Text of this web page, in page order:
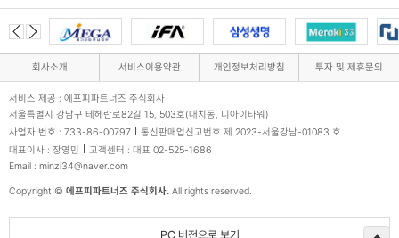
회사소개 서비스이용약관 개인정보처리방침 투자 및 제휴문의
서비스 제공 : 에프피파트너즈 주식회사
서울특별시 강남구 테헤란로82길 15, 503호(대치동, 디아이타워)
사업자 번호 : 733-86-00797
통신판매업신고번호 제 2023-서울강남-01083 호
대표이사 : 장영민
고객센터 : 대표 02-525-1686
Email : minzi34@naver.com
Copyright © 에프피파트너즈 주식회사. All rights reserved.
PC 버전으로 보기